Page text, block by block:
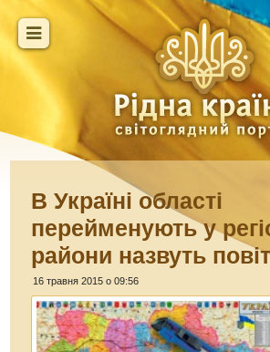
В Україні області
перейменують у
райони назвуть
16 травня 2015 о 09:56